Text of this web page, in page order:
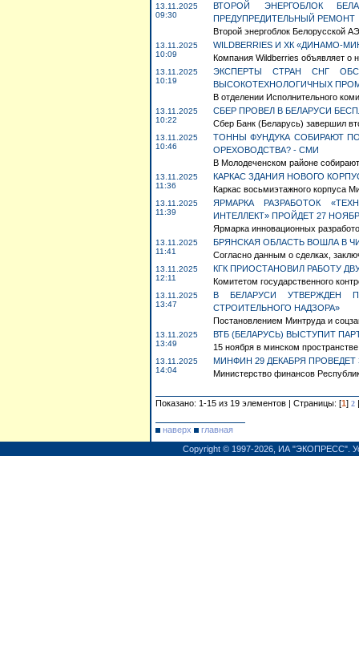
13.11.2025
09:30
ВТОРОЙ ЭНЕРГОБЛОК
ПРЕДУПРЕДИТЕЛЬНЫЙ РЕМОНТ
Второй энергоблок Белорусской
13.11.2025
10:09
WILDBERRIES И ХК «ДИНАМО-
Компания Wildberries объявляет о
13.11.2025
10:19
ЭКСПЕРТЫ СТРАН СНГ
ВЫСОКОТЕХНОЛОГИЧНЫХ
В отделении Исполнительного
13.11.2025
10:22
СБЕР ПРОВЕЛ В БЕЛАРУСИ
Сбер Банк (Беларусь) завершил
13.11.2025
10:46
ТОННЫ ФУНДУКА СОБИРАЮТ
ОРЕХОВОДСТВА? - СМИ
В Молодеченском районе
13.11.2025
11:36
КАРКАС ЗДАНИЯ НОВОГО
Каркас восьмиэтажного корпуса
13.11.2025
11:39
ЯРМАРКА РАЗРАБОТОК
ИНТЕЛЛЕКТ» ПРОЙДЕТ 27
Ярмарка инновационных
13.11.2025
11:41
БРЯНСКАЯ ОБЛАСТЬ ВОШЛА В
Согласно данным о сделках,
13.11.2025
12:11
КГК ПРИОСТАНОВИЛ РАБОТУ
Комитетом государственного
13.11.2025
13:47
В БЕЛАРУСИ УТВЕРЖДЕН
СТРОИТЕЛЬНОГО НАДЗОРА»
Постановлением Минтруда и
13.11.2025
13:49
ВТБ (БЕЛАРУСЬ) ВЫСТУПИТ
15 ноября в минском
13.11.2025
14:04
МИНФИН 29 ДЕКАБРЯ
Министерство финансов
Показано: 1-15 из 19 элементов | Страницы: [1] 2 |
наверх
главная
Copyright © 1997-2026, ИА "ЭКОПРЕСС".